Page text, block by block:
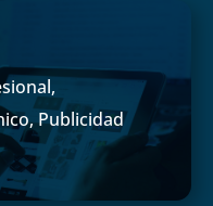
Publicidad